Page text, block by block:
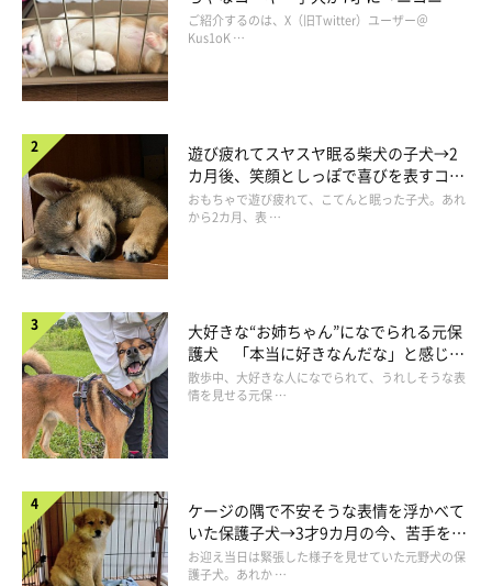
生後100日のむぎちゃんの記念写真
@mugi_nikki
お迎えしたばかりの頃に愛らしい寝姿を見せてくれたむぎちゃん
を「可愛い！」と思った飼い主さんですが、同時に複雑な心境で
飼い主さん：
「『え、可愛い。けど、トイレかぁ〜〜！（泣） でも、可愛
い』という気持ちでした。自分のおしっこのニオイも好きなのか
もしれませんが、やはりあまりキレイではないので、
コ“コーギースマイル”が魅力のコに成
長！
ご紹介するのは、X（旧Twitter）ユーザー＠
Kus1oK …
遊び疲れてスヤスヤ眠る柴犬の子犬→2
カ月後、笑顔としっぽで喜びを表すコに
成長！
おもちゃで遊び疲れて、こてんと眠った子犬。あれ
から2カ月、表 …
大好きな“お姉ちゃん”になでられる元保
護犬 「本当に好きなんだな」と感じる
表情にほっこり
散歩中、大好きな人になでられて、うれしそうな表
情を見せる元保 …
ケージの隅で不安そうな表情を浮かべて
いた保護子犬→3才9カ月の今、苦手を克
服し頼もしいコに成長！
お迎え当日は緊張した様子を見せていた元野犬の保
護子犬。あれか …